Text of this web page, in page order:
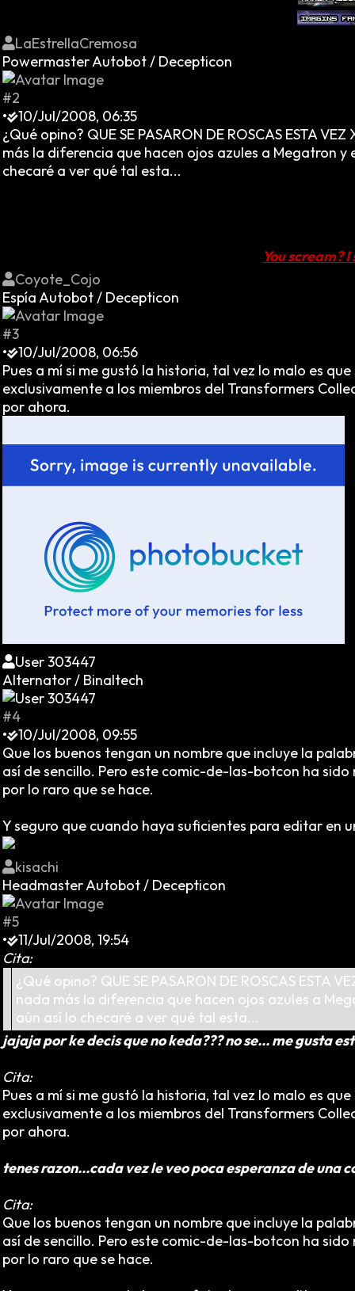
LaEstrellaCremosa
Powermaster Autobot / Decepticon
#2
•
10/Jul/2008, 06:35
¿Qué opino? QUE SE PASARON DE ROSCAS ESTA
más la diferencia que hacen ojos azules a Megatron
checaré a ver qué tal esta...
You scream?
Coyote_Cojo
Espía Autobot / Decepticon
#3
•
10/Jul/2008, 06:56
Pues a mí si me gustó la historia, tal vez lo malo es
exclusivamente a los miembros del Transformers
por ahora.
User 303447
Alternator / Binaltech
#4
•
10/Jul/2008, 09:55
Que los buenos tengan un nombre que incluye la
así de sencillo. Pero este comic-de-las-botcon ha
por lo raro que se hace.
Y seguro que cuando haya suficientes para editar en
kisachi
Headmaster Autobot / Decepticon
#5
•
11/Jul/2008, 19:54
Cita:
¿Qué opino? QUE SE PASARON DE ROSCAS
nada más la diferencia que hacen ojos azules a
aún así lo checaré a ver qué tal esta...
jajaja por ke decis que no keda??? no se... me gusta
Cita:
Pues a mí si me gustó la historia, tal vez lo malo es
exclusivamente a los miembros del Transformers
por ahora.
tenes razon...cada vez le veo poca esperanza de una
Cita:
Que los buenos tengan un nombre que incluye la
así de sencillo. Pero este comic-de-las-botcon ha
por lo raro que se hace.